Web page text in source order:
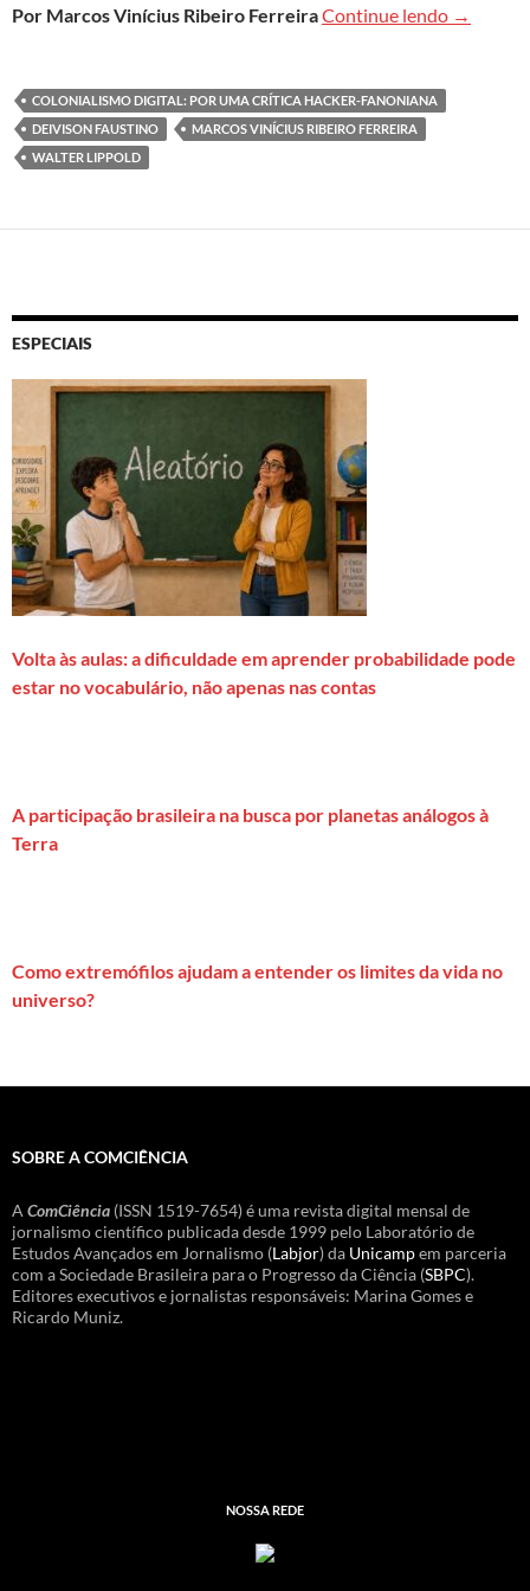
Por Marcos Vinícius Ribeiro FerreiraContinue lendo →
COLONIALISMO DIGITAL: POR UMA CRÍTICA HACKER-FANONIANA
DEIVISON FAUSTINO
MARCOS VINÍCIUS RIBEIRO FERREIRA
WALTER LIPPOLD
ESPECIAIS
Volta às aulas: a dificuldade em aprender probabilidade pode
estar no vocabulário, não apenas nas contas
A participação brasileira na busca por planetas análogos à
Terra
Como extremófilos ajudam a entender os limites da vida no
universo?
SOBRE A COMCIÊNCIA
A ComCiência (ISSN 1519-7654) é uma revista digital mensal de
jornalismo científico publicada desde 1999 pelo Laboratório de
Estudos Avançados em Jornalismo (Labjor) da Unicampem parceria
com a Sociedade Brasileira para o Progresso da Ciência (SBPC).
Editores executivos e jornalistas responsáveis: Marina Gomes e
Ricardo Muniz.
NOSSA REDE